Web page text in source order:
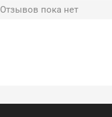
Отзывов пока нет